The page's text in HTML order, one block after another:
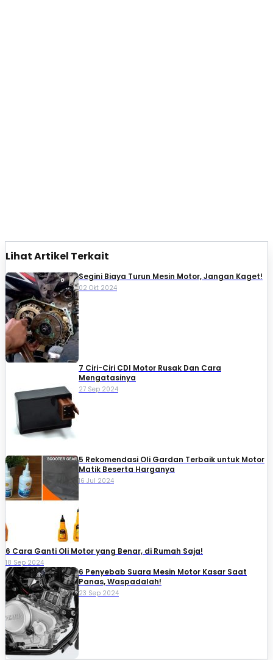
Lihat Artikel Terkait
Segini Biaya Turun Mesin Motor, Jangan Kaget!
02 Okt 2024
7 Ciri-Ciri CDI Motor Rusak Dan Cara
Mengatasinya
27 Sep 2024
5 Rekomendasi Oli Gardan Terbaik untuk Motor
Matik Beserta Harganya
16 Jul 2024
6 Cara Ganti Oli Motor yang Benar, di Rumah Saja!
18 Sep 2024
6 Penyebab Suara Mesin Motor Kasar Saat
Panas, Waspadalah!
23 Sep 2024